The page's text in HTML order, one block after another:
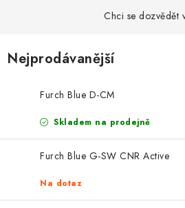
OSTATNÍ STRUNNÉ NÁSTROJE
AKCE A SLEVY
KONTAKTY
O E-SHOPU
ODSTOUPENÍ OD SMLOUVY
Chci se dozvědět
Nejprodávanější
Furch Blue D-CM
Skladem na prodejně
Furch Blue G-SW CNR Active
Na dotaz